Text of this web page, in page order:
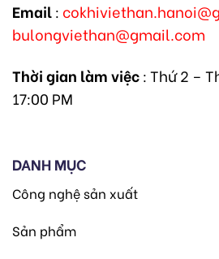
Email:
bulongviethan@gmail.com
Thời gian làm việc: Thứ 2 –
17:00 PM
DANH MỤC
Công nghệ sản xuất
Sản phẩm